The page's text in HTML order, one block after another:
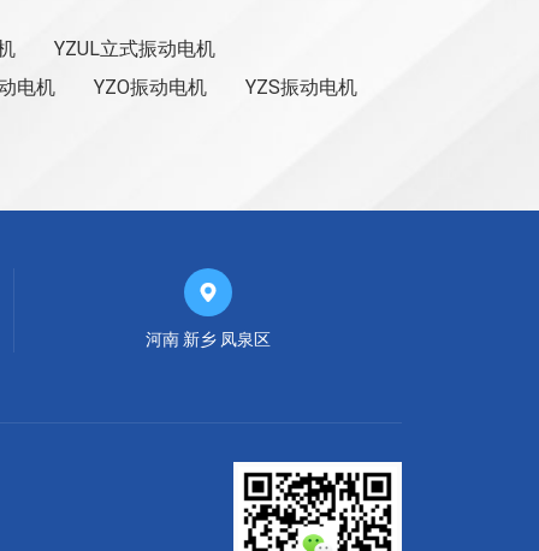
YZUL立式振动电机
电机 YZO振动电机
YZS振动电机

河南 新乡 凤泉区